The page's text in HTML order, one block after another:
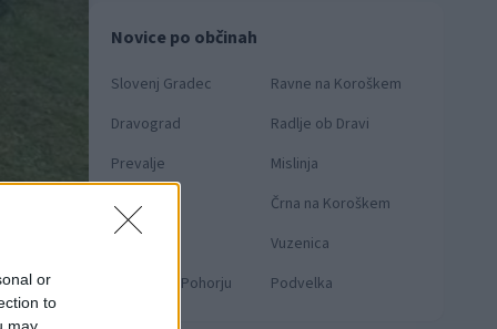
or
to
may
Novice po občinah
Slovenj Gradec
Ravne na Koroškem
Dravograd
Radlje ob Dravi
Prevalje
Mislinja
Mežica
Črna na Koroškem
Vuzenica
Ribnica na Pohorju
Podvelka